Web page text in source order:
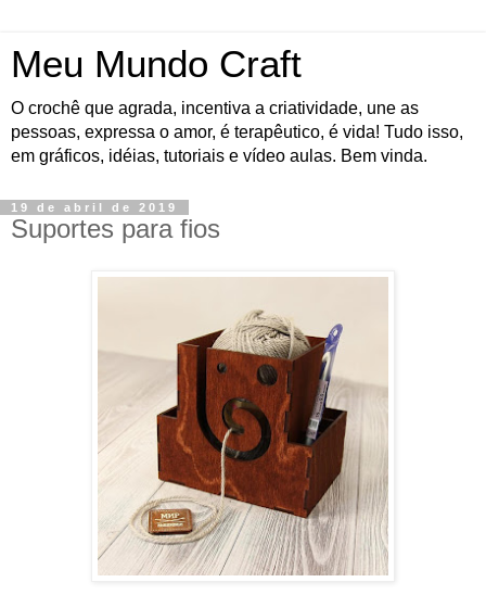
Meu Mundo Craft
O crochê que agrada, incentiva a criatividade, une as
pessoas, expressa o amor, é terapêutico, é vida! Tudo isso,
em gráficos, idéias, tutoriais e vídeo aulas. Bem vinda.
19 de abril de 2019
Suportes para fios